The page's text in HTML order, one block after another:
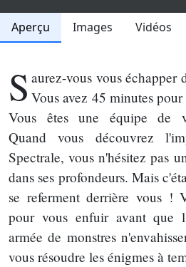
Aperçu Images Vidéos
S aurez-vous vous échapper
Vous avez 45 minutes
Vous êtes une équipe de
Quand vous découvrez
Spectrale, vous n'hésitez pas
dans ses profondeurs. Mais
se referment derrière vous !
pour vous enfuir avant que
armée de monstres
vous résoudre les énigmes à